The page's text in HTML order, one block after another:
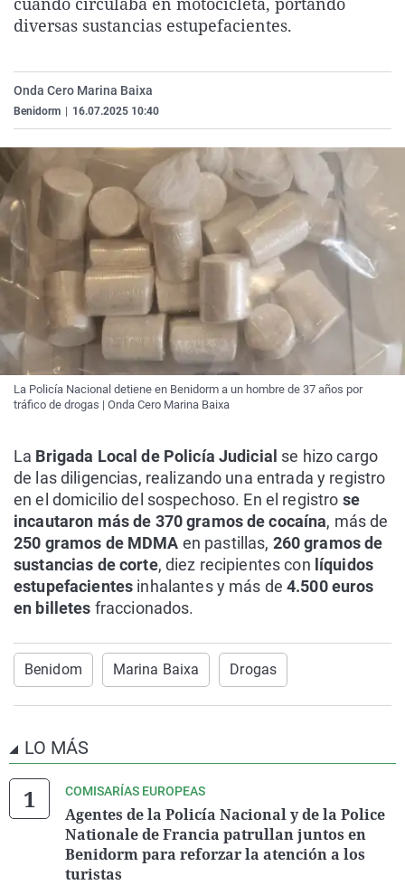
La rosa de los vientos
Como el perro y el
Caso
Equipo de
Extremadura
La Rioja
Virales
Elecciones
diversas sustancias estupefacientes.
Onda Cero Marina Baixa
Benidorm 16.07.2025 10:40
La Policía Nacional detiene en Benidorm a un hombre de 37 años por
tráfico de drogas | Onda Cero Marina Baixa
La Brigada Local de Policía Judicial se hizo cargo
de las diligencias, realizando una entrada y registro
en el domicilio del sospechoso. En el registro se
incautaron más de 370 gramos de cocaína, más de
250 gramos de MDMA en pastillas, 260 gramos de
sustancias de corte, diez recipientes con líquidos
estupefacientes inhalantes y más de4.500 euros
en billetes fraccionados.
Benidom Marina Baixa Drogas
LO MÁS
COMISARÍAS EUROPEAS
Agentes de la Policía Nacional y de la Police
Nationale de Francia patrullan juntos en
Benidorm para reforzar la atención a los
turistas